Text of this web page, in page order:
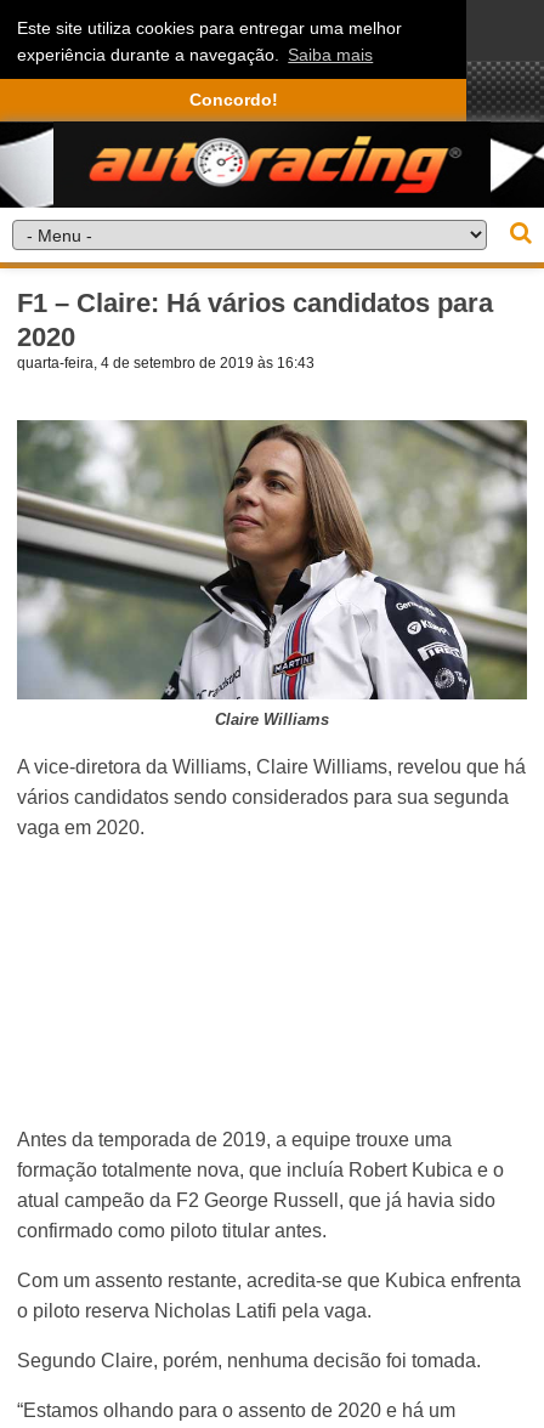
Este site utiliza cookies para entregar uma melhor
experiência durante a navegação. Saiba mais
Concordo!
F1 – Claire: Há vários candidatos para
2020
quarta-feira, 4 de setembro de 2019 às 16:43
Claire Williams
A vice-diretora da Williams, Claire Williams, revelou que há
vários candidatos sendo considerados para sua segunda
vaga em 2020.
Antes da temporada de 2019, a equipe trouxe uma
formação totalmente nova, que incluía Robert Kubica e o
atual campeão da F2 George Russell, que já havia sido
confirmado como piloto titular antes.
Com um assento restante, acredita-se que Kubica enfrenta
o piloto reserva Nicholas Latifi pela vaga.
Segundo Claire, porém, nenhuma decisão foi tomada.
“Estamos olhando para o assento de 2020 e há um